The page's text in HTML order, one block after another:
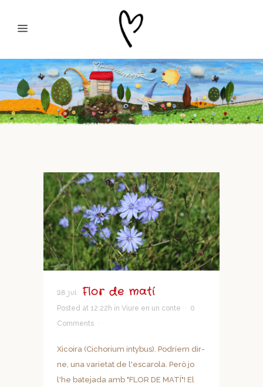
28 jul. Flor de matí
Posted at 12:22h in Viure en un conte
0
Comments
Xicoira (Cichorium intybus). Podríem dir-
ne, una varietat de l'escarola. Però jo
l'he batejada amb "FLOR DE MATÍ"! El